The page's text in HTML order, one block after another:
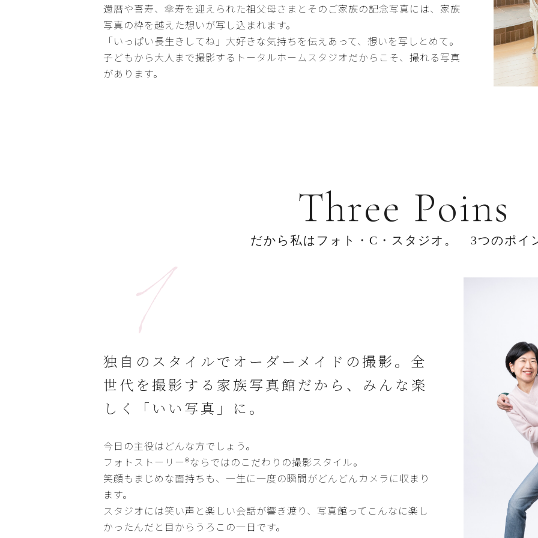
還暦や喜寿、傘寿を迎えられた祖父母さまとそのご家族の記念写真には、家族
写真の枠を越えた想いが写し込まれます。
「いっぱい長生きしてね」大好きな気持ちを伝えあって、想いを写しとめて。
子どもから大人まで撮影するトータルホームスタジオだからこそ、撮れる写真
があります。
Three Poins
だか ら 私は フ ォ ト ・ C ・ ス タ ジオ 。 3つのポ イ
1
独自のスタイルでオーダーメイドの撮影。全
世代を撮影する家族写真館だから、みんな楽
しく「いい写真」に。
今日の主役はどんな方でしょう。
フォトストーリー®ならではのこだわりの撮影スタイル。
笑顔もまじめな面持ちも、一生に一度の瞬間がどんどんカメラに収まり
ます。
スタジオには笑い声と楽しい会話が響き渡り、写真館ってこんなに楽し
かったんだと目からうろこの一日です。